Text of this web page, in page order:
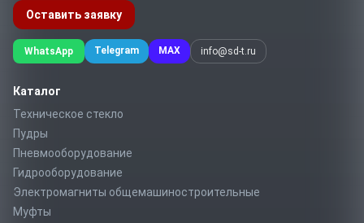
Оставить заявку
WhatsApp Telegram MAX info@sd-t.ru
Каталог
Техническое стекло
Пудры
Пневмооборудование
Гидрооборудование
Электромагниты общемашиностроительные
Муфты